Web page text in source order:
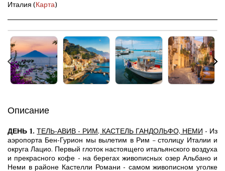
Италия (Карта)
Описание
ДЕНЬ 1. ТЕЛЬ-АВИВ - РИМ, КАСТЕЛЬ ГАНДОЛЬФО, НЕМИ - Из
аэропорта Бен-Гурион мы вылетим в Рим – столицу Италии и
округа Лацио. Первый глоток настоящего итальянского воздуха
и прекрасного кофе - на берегах живописных озер Альбано и
Неми в районе Кастелли Романи - самом живописном уголке